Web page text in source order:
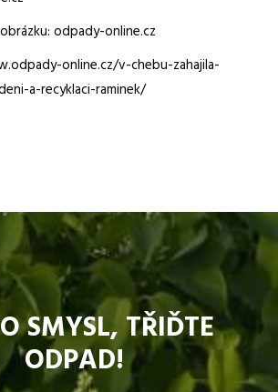
odpady-online.cz
online.cz/v-chebu-zahajila-
a-recyklaci-raminek/
SMYSL, TŘIĎTE
ODPAD!